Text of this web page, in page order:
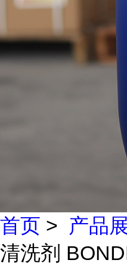
首页 > 产品
清洗剂